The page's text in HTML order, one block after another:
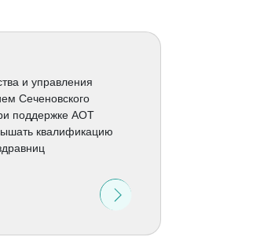
и управления
Сеченовского
поддержке АОТ
квалификацию